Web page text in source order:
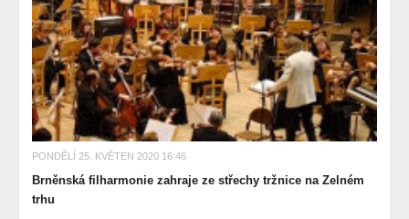
PONDĚLÍ 25. KVĚTEN 2020 16:46
Brněnská filharmonie zahraje ze střechy tržnice na Zelném
trhu